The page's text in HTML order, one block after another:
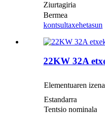
Ziurtagiria
Bermea
kontsultaxehetasun
22KW 32A
Elementuaren izena
Estandarra
Tentsio nominala